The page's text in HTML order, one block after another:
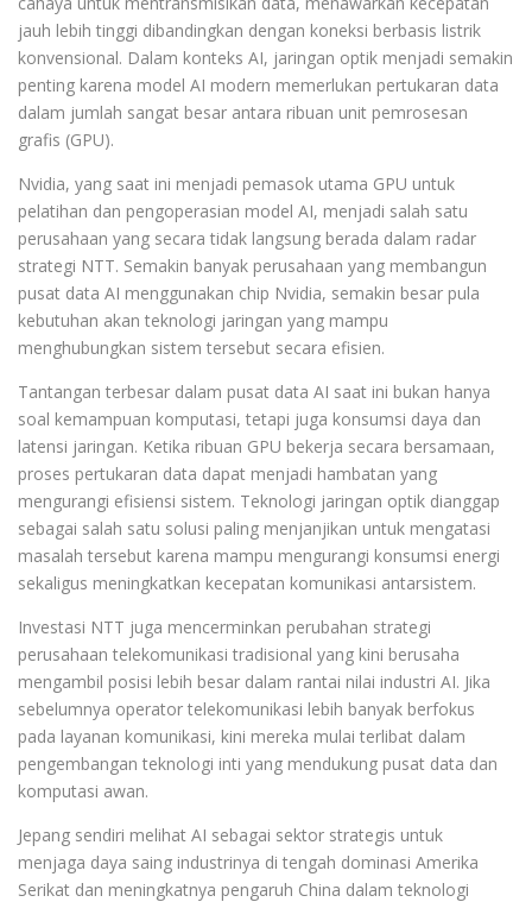
jauh lebih tinggi dibandingkan dengan koneksi berbasis listrik
konvensional. Dalam konteks AI, jaringan optik menjadi semakin
penting karena model AI modern memerlukan pertukaran data
dalam jumlah sangat besar antara ribuan unit pemrosesan
grafis (GPU).
Nvidia, yang saat ini menjadi pemasok utama GPU untuk
pelatihan dan pengoperasian model AI, menjadi salah satu
perusahaan yang secara tidak langsung berada dalam radar
strategi NTT. Semakin banyak perusahaan yang membangun
pusat data AI menggunakan chip Nvidia, semakin besar pula
kebutuhan akan teknologi jaringan yang mampu
menghubungkan sistem tersebut secara efisien.
Tantangan terbesar dalam pusat data AI saat ini bukan hanya
soal kemampuan komputasi, tetapi juga konsumsi daya dan
latensi jaringan. Ketika ribuan GPU bekerja secara bersamaan,
proses pertukaran data dapat menjadi hambatan yang
mengurangi efisiensi sistem. Teknologi jaringan optik dianggap
sebagai salah satu solusi paling menjanjikan untuk mengatasi
masalah tersebut karena mampu mengurangi konsumsi energi
sekaligus meningkatkan kecepatan komunikasi antarsistem.
Investasi NTT juga mencerminkan perubahan strategi
perusahaan telekomunikasi tradisional yang kini berusaha
mengambil posisi lebih besar dalam rantai nilai industri AI. Jika
sebelumnya operator telekomunikasi lebih banyak berfokus
pada layanan komunikasi, kini mereka mulai terlibat dalam
pengembangan teknologi inti yang mendukung pusat data dan
komputasi awan.
Jepang sendiri melihat AI sebagai sektor strategis untuk
menjaga daya saing industrinya di tengah dominasi Amerika
Serikat dan meningkatnya pengaruh China dalam teknologi